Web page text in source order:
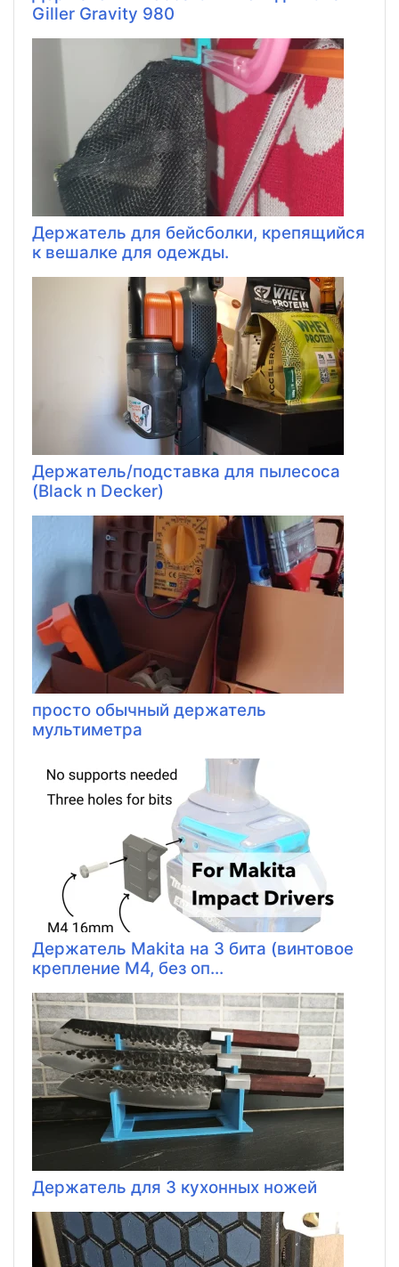
Giller Gravity 980
Держатель для бейсболки, крепящийся
к вешалке для одежды.
Держатель/подставка для пылесоса
(Black n Decker)
просто обычный держатель
мультиметра
Держатель Makita на 3 бита (винтовое
крепление M4, без оп...
Держатель для 3 кухонных ножей